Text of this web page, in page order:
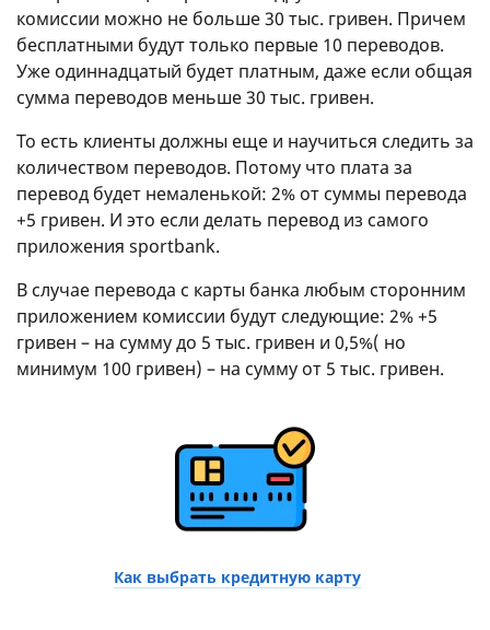
комиссии можно не больше 30 тыс. гривен. Причем
бесплатными будут только первые 10 переводов.
Уже одиннадцатый будет платным, даже если общая
сумма переводов меньше 30 тыс. гривен.
То есть клиенты должны еще и научиться следить за
количеством переводов. Потому что плата за
перевод будет немаленькой: 2% от суммы перевода
+5 гривен. И это если делать перевод из самого
приложения sportbank.
В случае перевода с карты банка любым сторонним
приложением комиссии будут следующие: 2% +5
гривен – на сумму до 5 тыс. гривен и 0,5%( но
минимум 100 гривен) – на сумму от 5 тыс. гривен.
Как выбрать кредитную карту